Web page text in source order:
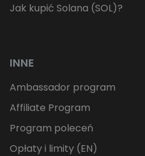
Jak kupić Solana (SOL)?
INNE
Ambassador program
Affiliate Program
Program poleceń
Opłaty i limity (EN)